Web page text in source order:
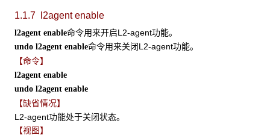
1.1.7 l2agent enable
l2agent enable命令用来开启L2-agent功能。
undo l2agent enable命令用来关闭L2-agent功能。
【命令】
l2agent enable
undo l2agent enable
【缺省情况】
L2-agent功能处于关闭状态。
【视图】